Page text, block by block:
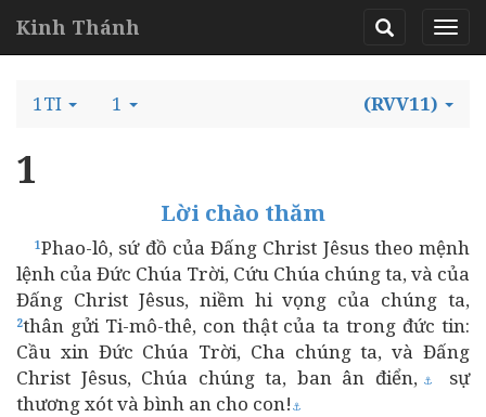
Kinh Thánh
1TI 1 (RVV11)
1
Lời chào thăm
1Phao-lô, sứ đồ của Đấng Christ Jêsus theo mệnh
lệnh của Đức Chúa Trời, Cứu Chúa chúng ta, và của
Đấng Christ Jêsus, niềm hi vọng của chúng ta,
2thân gửi Ti-mô-thê, con thật của ta trong đức tin:
Cầu xin Đức Chúa Trời, Cha chúng ta, và Đấng
Christ Jêsus, Chúa chúng ta, ban ân điển,⚓
sự
thương xót và bình an cho con! ⚓